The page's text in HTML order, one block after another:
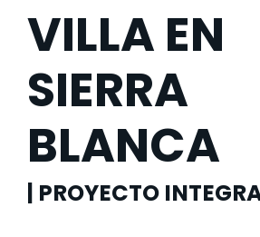
VILLA EN
SIERRA
BLANCA
| PROYECTO